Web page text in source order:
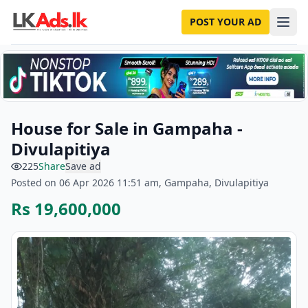
POST YOUR AD
House for Sale in Gampaha -
Divulapitiya
225ShareSave ad
Posted on 06 Apr 2026 11:51 am, Gampaha, Divulapitiya
Rs 19,600,000